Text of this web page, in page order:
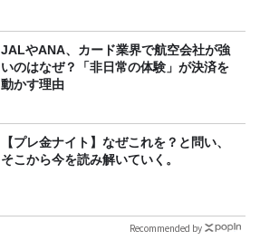
JALやANA、カード業界で航空会社が強
いのはなぜ？「非日常の体験」が決済を
動かす理由
【プレ金ナイト】なぜこれを？と問い、
そこから今を読み解いていく。
Recommended by